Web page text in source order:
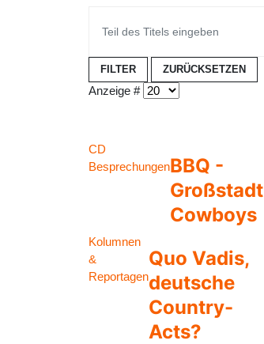
FILTER ZURÜCKSETZEN
Anzeige #
CD
BesprechungenBBQ -
Großstadt
Cowboys
Kolumnen
&
Reportagen
Quo Vadis,
deutsche
Country-
Acts?